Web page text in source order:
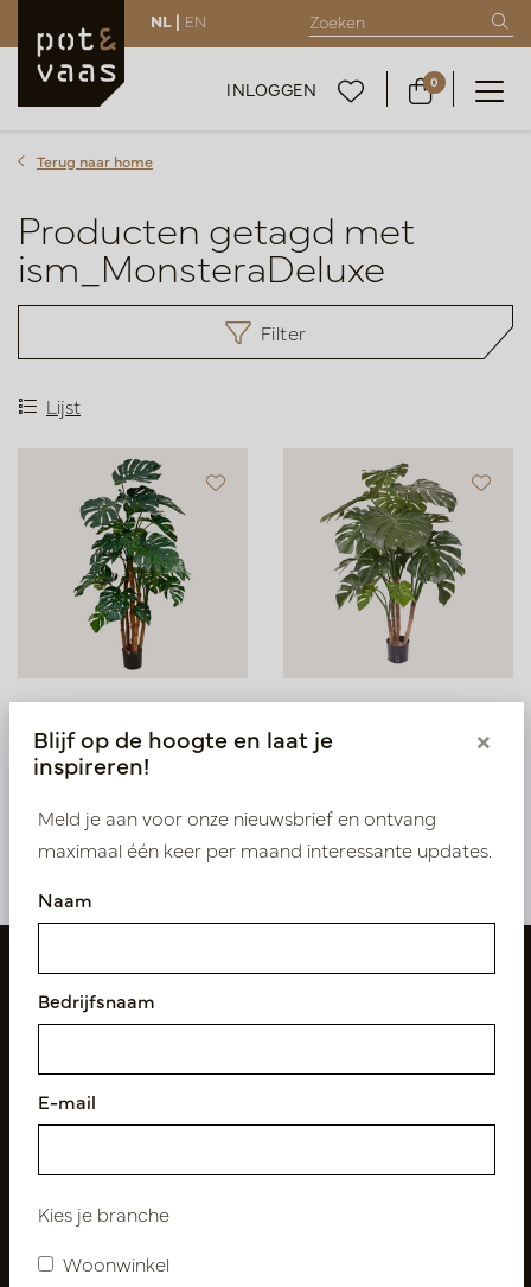
NL | EN
INLOGGEN 0
Terug naar home
Producten getagd met
ism_MonsteraDeluxe
Filter
Lijst
H180 D105
Snel weer op voorraad,
PV17.4151117
H140 D95
Blijf op de hoogte en laat je
inspireren!
×
Meld je aan voor onze nieuwsbrief en ontvang
maximaal één keer per maand interessante updates.
Naam
Bedrijfsnaam
E-mail
Kies je branche
Woonwinkel